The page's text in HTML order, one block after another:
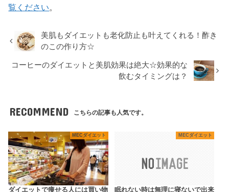
覧ください
美肌もダイエットも老化防止も叶えてくれる！酢き
のこの作り方☆
コーヒーのダイエットと美肌効果は絶大☆効果的な
飲むタイミングは？
RECOMMEND こちらの記事も人気です。
MECダイエット
ダイエットで痩せる人には買い物
MECダイエット
眠れない時は無理に寝ないで出来